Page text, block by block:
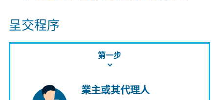
呈交程序
第一步
業主或其代理人